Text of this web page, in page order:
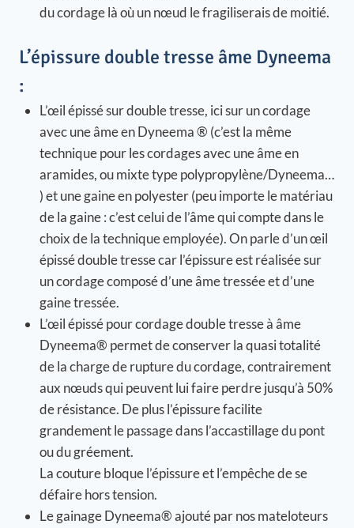
du cordage là où un nœud le fragiliserais de moitié.
L’épissure double tresse âme Dyneema
:
L’œil épissé sur double tresse, ici sur un cordage
avec une âme en Dyneema ® (c’est la même
technique pour les cordages avec une âme en
aramides, ou mixte type polypropylène/Dyneema…
) et une gaine en polyester (peu importe le matériau
de la gaine : c’est celui de l’âme qui compte dans le
choix de la technique employée). On parle d’un œil
épissé double tresse car l’épissure est réalisée sur
un cordage composé d’une âme tressée et d’une
gaine tressée.
L’œil épissé pour cordage double tresse à âme
Dyneema® permet de conserver la quasi totalité
de la charge de rupture du cordage, contrairement
aux nœuds qui peuvent lui faire perdre jusqu’à 50%
de résistance. De plus l’épissure facilite
grandement le passage dans l’accastillage du pont
ou du gréement.
La couture bloque l’épissure et l’empêche de se
défaire hors tension.
Le gainage Dyneema® ajouté par nos mateloteurs